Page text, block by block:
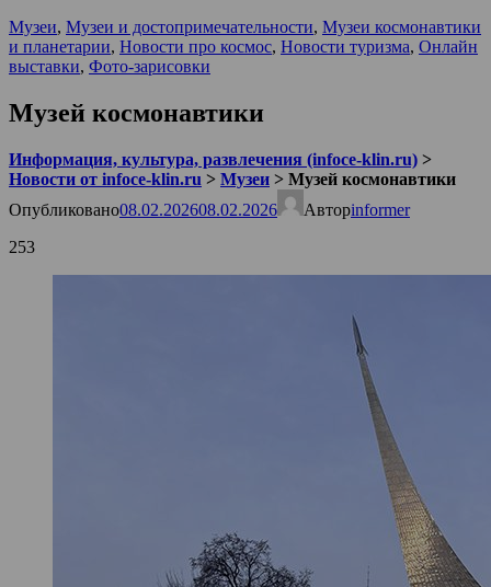
Музеи, Музеи и достопримечательности, Музеи космонавтики
и планетарии, Новости про космос, Новости туризма, Онлайн
выставки, Фото-зарисовки
Музей космонавтики
Информация, культура, развлечения (infoce-klin.ru) >
Новости от infoce-klin.ru > Музеи > Музей космонавтики
Опубликовано08.02.202608.02.2026 Авторinformer
253